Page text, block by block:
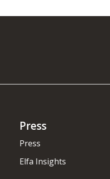
Press
Press
Elfa Insights